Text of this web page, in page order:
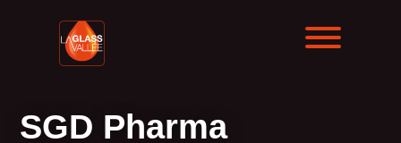
SGD Pharma